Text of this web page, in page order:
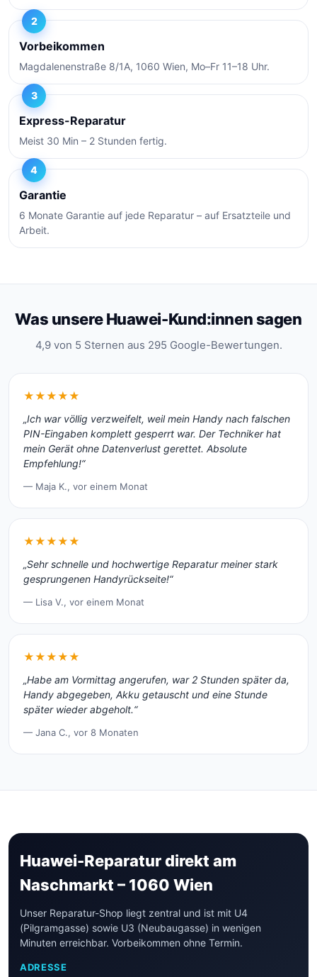
2
Vorbeikommen
Magdalenenstraße 8/1A, 1060 Wien, Mo–Fr 11–18 Uhr.
3
Express-Reparatur
Meist 30 Min – 2 Stunden fertig.
4
Garantie
6 Monate Garantie auf jede Reparatur – auf Ersatzteile und
Arbeit.
Was unsere Huawei-Kund:innen sagen
4,9 von 5 Sternen aus 295 Google-Bewertungen.
★★★★★
„Ich war völlig verzweifelt, weil mein Handy nach falschen
PIN-Eingaben komplett gesperrt war. Der Techniker hat
mein Gerät ohne Datenverlust gerettet. Absolute
Empfehlung!“
— Maja K., vor einem Monat
★★★★★
„Sehr schnelle und hochwertige Reparatur meiner stark
gesprungenen Handyrückseite!“
— Lisa V., vor einem Monat
★★★★★
„Habe am Vormittag angerufen, war 2 Stunden später da,
Handy abgegeben, Akku getauscht und eine Stunde
später wieder abgeholt.“
— Jana C., vor 8 Monaten
Huawei-Reparatur direkt am
Naschmarkt – 1060 Wien
Unser Reparatur-Shop liegt zentral und ist mit U4
(Pilgramgasse) sowie U3 (Neubaugasse) in wenigen
Minuten erreichbar. Vorbeikommen ohne Termin.
ADRESSE